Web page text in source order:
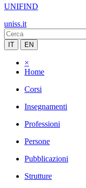
UNIFIND
uniss.it
IT EN
×
Home
Corsi
Insegnamenti
Professioni
Persone
Pubblicazioni
Strutture